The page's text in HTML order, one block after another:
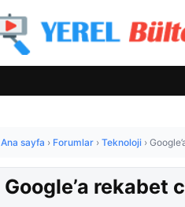
Ana sayfa › Forumlar › Teknoloji ›
Google’a rekabet